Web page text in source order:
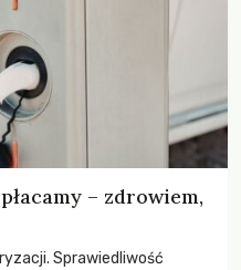
– zdrowiem,
Sprawiedliwość